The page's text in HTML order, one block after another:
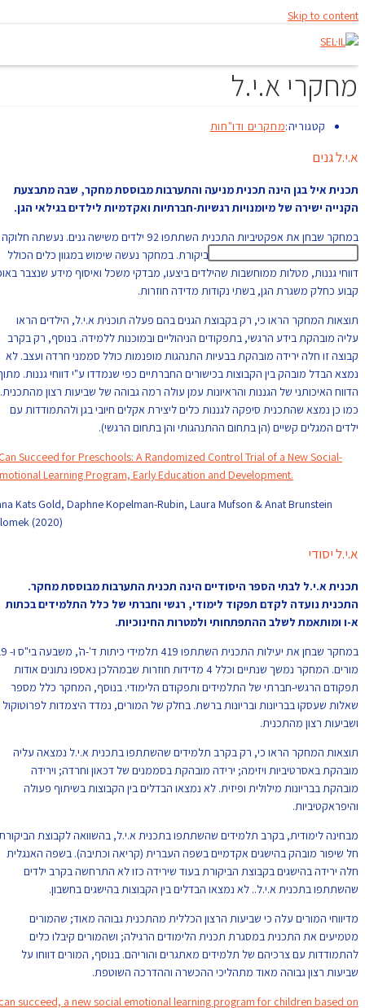
Skip to content
מחקרי א.י.ל
קטגוריה:מחקרים ודו"חות
א.י.ל גנים
תכנית איל בגן הינה תכנית מניעה והתערבות מבוססת מחקר, שבה מתבצעת
הקנייה ישירה של מיומנויות רגשיות-חברתיות ואקדמיות לילדים בגילאי הגן.
במחקר שבחן את אפקטיביות התכנית השתתפו 92 ילדים משישה גנים. נעשתה חלוקה
אקראית לקבוצת התערבות וקבוצת ביקורת. במחקר נעשה שימוש במגוון כלים הכולל
דווחי גננות, מטלות ממוחשבות שהילדים ביצעו, מבדקי משכל ואיסוף מידע שנצבר באופן
קבוע כחלק משגרת הגן, בשתי נקודות מדידה חוזרות.
תוצאות המחקר הראו כי, רק בקבוצת הגנים בהם פעלה תוכנית א.י.ל, הילדים הראו
עליה מובהקת בידע הרגשי, בתפקודים הניהוליים ובמוכנות ללמידה. בנוסף, רק בקרב
קבוצה זו חלה ירידה מובהקת בבעיות התנהגות מופנמות כולל סממני חרדה ועצב. לא
נמצא הבדל מובהק בין הקבוצות בכישורים החברתיים כפי שנמדדו ע"י דווחי גננות. מתוך
הדווח האיכותני של הגננות והראיונות עמן עולה רמה גבוהה של שביעות רצון מהתכנית.
כמו כן נמצא שהתכנית סיפקה לגננות כלים ליצירת אקלים חיובי בגן ולהתמודדות עם
ילדים המגלים קשיים (הן בתחום ההתנהגותי והן בתחום הרגשי).
I Can Succeed for Preschools: A Randomized Control Trial of a New Social-
emotional Learning Program, Early Education and Development.
Inna Kats Gold, Daphne Kopelman-Rubin, Laura Mufson & Anat Brunstein
Klomek (2020)
א.י.ל יסודי
תכנית א.י.ל לבתי הספר היסודיים הינה תכנית התערבות מבוססת מחקר.
התכנית נועדה לקדם תפקוד לימודי, רגשי וחברתי של כלל התלמידים בכתות
א-ו ומותאמת לשלב ההתפתחותי ולמטרות החינוכיות.
במחקר שבחן את יעילות התכנית השתתפו 419 תלמידי כיתות ד'-ה', משבעה בי"ס ו- 19
מורים. המחקר נמשך שנתיים וכלל 4 מדידות חוזרות שבמהלכן נאספו נתונים אודות
תפקודם הרגשי-חברתי של התלמידים ותפקודם הלימודי. בנוסף, המחקר כלל מספר
שאלות שעסקו בבריונות ובריונות ברשת. בחלק של המורים, נמדד היצמדות לפרוטוקול
ושביעות רצון מהתכנית.
תוצאות המחקר הראו כי, רק בקרב תלמידים שהשתתפו בתכנית א.י.ל נמצאה עליה
מובהקת באסרטיביות ויזימה; ירידה מובהקת בסממנים של דכאון וחרדה; וירידה
מובהקת בבריונות מילולית ופיזית. לא נמצאו הבדלים בין הקבוצות בשיתוף פעולה
והיפראקטיביות.
מבחינה לימודית, בקרב תלמידים שהשתתפו בתכנית א.י.ל, בהשוואה לקבוצת הביקורת,
חל שיפור מובהק בהישגים אקדמיים בשפה העברית (קריאה וכתיבה). בשפה האנגלית
חלה ירידה בהישגים בקבוצת הביקורת בעוד שירידה כזו לא התרחשה בקרב ילדים
שהשתתפו בתכנית א.י.ל.. לא נמצאו הבדלים בין הקבוצות בהישגים בחשבון.
מדיווחי המורים עלה כי שביעות הרצון הכללית מהתכנית גבוהה מאוד; שהמורים
מטמיעים את התכנית במסגרת תכנית הלימודים הרגילה; ושהמורים קיבלו כלים
להתמודדות עם צרכיהם של תלמידים מאתגרים והוריהם. בנוסף, המורים דווחו על
שביעות רצון גבוהה מאוד מתהליכי ההכשרה וההדרכה השוטפת.
I can succeed, a new social emotional learning program for children based on